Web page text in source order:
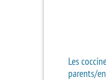
Les
parents/